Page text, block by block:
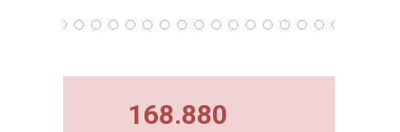
168.880